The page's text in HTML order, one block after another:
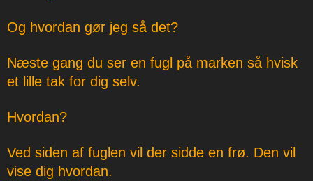
Og hvordan gør jeg så det?
Næste gang du ser en fugl på marken så hvisk
et lille tak for dig selv.
Hvordan?
Ved siden af fuglen vil der sidde en frø. Den vil
vise dig hvordan.